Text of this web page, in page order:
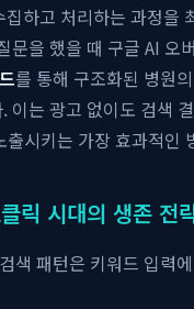
하고 처리하는 과정을
문을 했을 때 구글 AI 오
를 통해 구조화된 병원
이는 광고 없이도 검색
출시키는 가장 효과적인
릭 시대의 생존 전
색 패턴은 키워드 입력